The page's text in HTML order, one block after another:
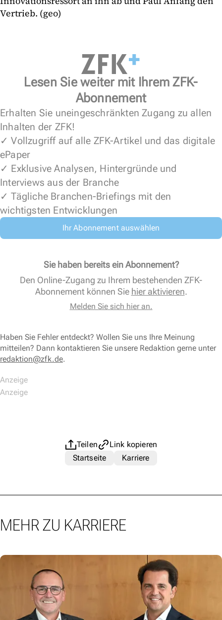
Vertrieb. (geo)
Lesen Sie weiter mit Ihrem ZFK-
Abonnement
Erhalten Sie uneingeschränkten Zugang zu allen
Inhalten der ZFK!
✓ Vollzugriff auf alle ZFK-Artikel und das digitale
ePaper
✓ Exklusive Analysen, Hintergründe und
Interviews aus der Branche
✓ Tägliche Branchen-Briefings mit den
wichtigsten Entwicklungen
Ihr Abonnement auswählen
Sie haben bereits ein Abonnement?
Den Online-Zugang zu Ihrem bestehenden ZFK-
Abonnement können Sie hier aktivieren.
Melden Sie sich hier an.
Haben Sie Fehler entdeckt? Wollen Sie uns Ihre Meinung
mitteilen? Dann kontaktieren Sie unsere Redaktion gerne unter
redaktion@zfk.de.
Teilen
Link kopieren
Startseite
Karriere
MEHR ZU KARRIERE